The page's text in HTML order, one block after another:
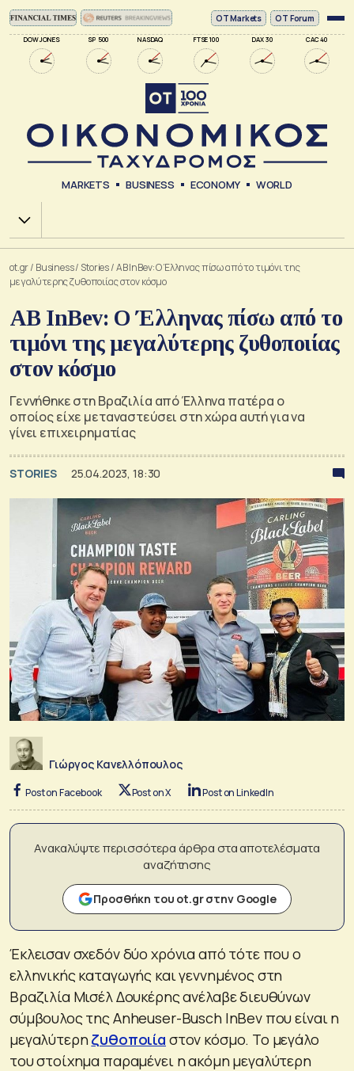
DOW JONES SP 500 NASDAQ FTSE 100 DAX 30 CAC 40
ΟΤ Markets OT Forum
MARKETS BUSINESS ECONOMY WORLD
Χ.Α.
ot.gr/ Business/ Stories/AB InBev: Ο Έλληνας πίσω από το τιμόνι της
μεγαλύτερης ζυθοποιίας στον κόσμο
AB InBev: Ο Έλληνας πίσω από το
τιμόνι της μεγαλύτερης ζυθοποιίας
στον κόσμο
Γεννήθηκε στη Βραζιλία από Έλληνα πατέρα ο
οποίος είχε μεταναστεύσει στη χώρα αυτή για να
γίνει επιχειρηματίας
STORIES 25.04.2023, 18:30
Γιώργος Κανελλόπουλος
Post on Facebook Post on X Post on LinkedIn
Ανακαλύψτε περισσότερα άρθρα στα αποτελέσματα
αναζήτησης
Προσθήκη του ot.gr στην Google
Έκλεισαν σχεδόν δύο χρόνια από τότε που ο
ελληνικής καταγωγής και γεννημένος στη
Βραζιλία Μισέλ Δουκέρης ανέλαβε διευθύνων
σύμβουλος της Anheuser-Busch InBev που είναι η
μεγαλύτερηζυθοποιία στον κόσμο. Το μεγάλο
του στοίχημα παραμένει η ακόμη μεγαλύτερη